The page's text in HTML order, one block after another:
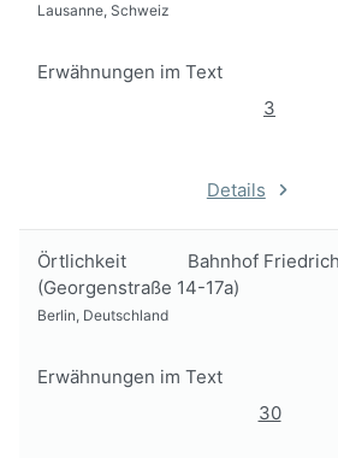
Lausanne, Schweiz
Erwähnungen im Text
3
Details
Örtlichkeit
Bahnhof
(Georgenstraße 14-17a)
Berlin, Deutschland
Erwähnungen im Text
30